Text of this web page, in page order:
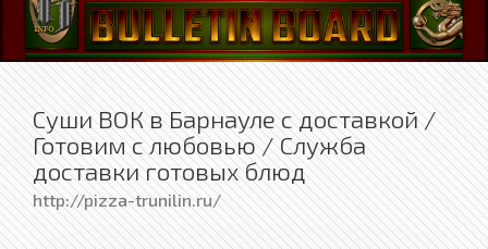
Суши ВОК в Барнауле с доставкой /
Готовим с любовью / Служба
доставки готовых блюд
http://pizza-trunilin.ru/